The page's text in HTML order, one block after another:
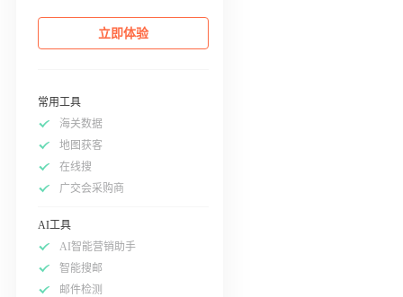
立即体验
常用工具
海关数据
地图获客
在线搜
广交会采购商
AI工具
AI智能营销助手
智能搜邮
邮件检测